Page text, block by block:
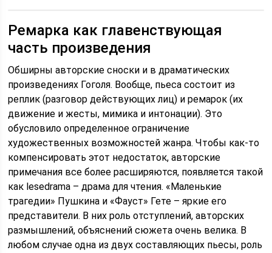
Ремарка как главенствующая
часть произведения
Обширны авторские сноски и в драматических
произведениях Гоголя. Вообще, пьеса состоит из
реплик (разговор действующих лиц) и ремарок (их
движение и жесты, мимика и интонации). Это
обусловило определенное ограничение
художественных возможностей жанра. Чтобы как-то
компенсировать этот недостаток, авторские
примечания все более расширяются, появляется такой
как lesedrama – драма для чтения. «Маленькие
трагедии» Пушкина и «Фауст» Гете – яркие его
представители. В них роль отступлений, авторских
размышлений, объяснений сюжета очень велика. В
любом случае одна из двух составляющих пьесы, роль